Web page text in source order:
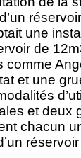
une
de
et une
et
chacun